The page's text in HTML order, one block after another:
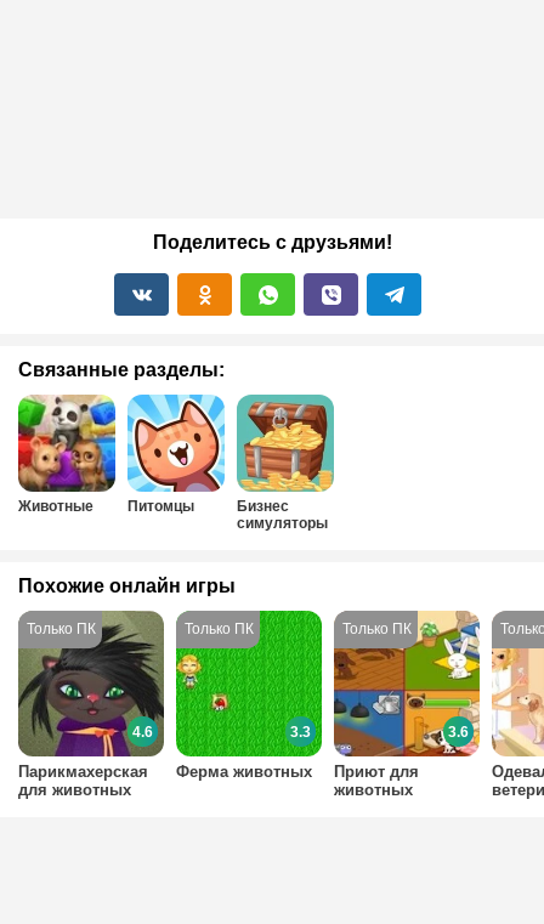
Поделитесь с друзьями!
Связанные разделы:
Животные Питомцы
Бизнес
симуляторы
Похожие онлайн игры
Парикмахерская
для животных
4.6
Ферма животных
3.3
Приют для
животных
3.6